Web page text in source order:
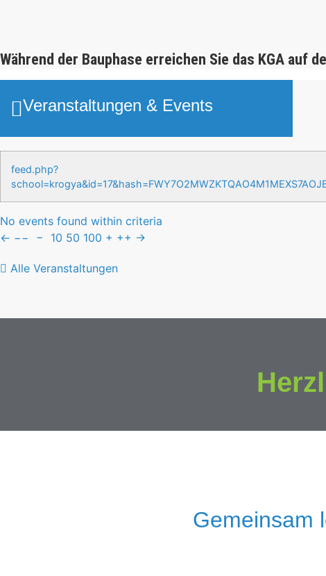
Während der Bauphase erreichen Sie das KGA auf
Veranstaltungen & Events
feed.php?
No events found within criteria
← −− − 10 50 100 + ++ →
Alle Veranstaltungen
Gemeinsam